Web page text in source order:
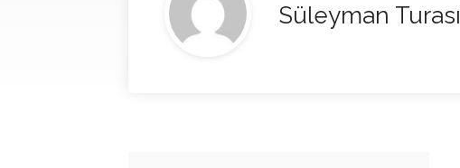
Süleyman Turası